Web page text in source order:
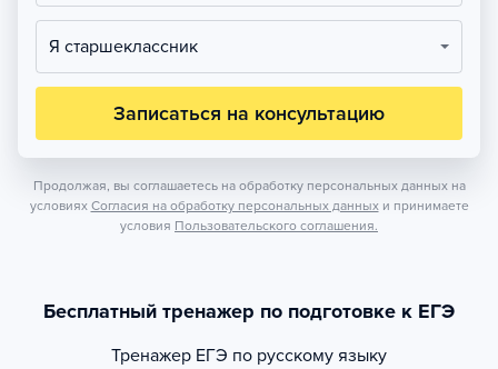
Я старшеклассник
Записаться на консультацию
Продолжая, вы соглашаетесь на обработку персональных данных на
условиях Согласия на обработку персональных данных и принимаете
условия Пользовательского соглашения.
Бесплатный тренажер по подготовке к ЕГЭ
Тренажер ЕГЭ по русскому языку